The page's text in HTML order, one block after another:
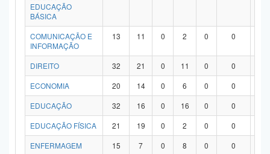
EDUCAÇÃO
BÁSICA
COMUNICAÇÃO E
INFORMAÇÃO
13 11 0 2 0 0
DIREITO 32 21 0 11 0 0
ECONOMIA
20 14 0 6 0 0
EDUCAÇÃO
32 16 0 16 0 0
EDUCAÇÃO FÍSICA
21 19 0 2 0 0
ENFERMAGEM
15 7 0 8 0 0